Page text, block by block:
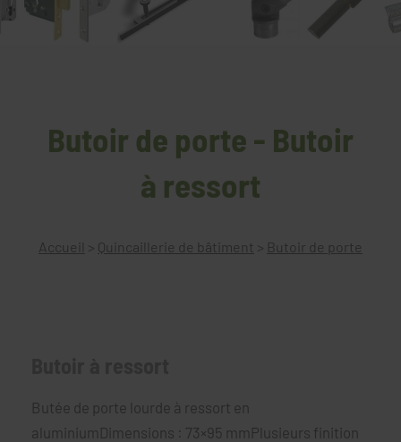
Butoir de porte - Butoir
à ressort
Accueil > Quincaillerie de bâtiment > Butoir de porte
Butée de porte lourde à ressort en
aluminiumDimensions : 73×95 mmPlusieurs finition